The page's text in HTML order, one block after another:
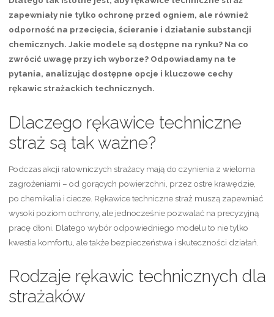
zapewniały nie tylko ochronę przed ogniem, ale również
odporność na przecięcia, ścieranie i działanie substancji
chemicznych. Jakie modele są dostępne na rynku? Na co
zwrócić uwagę przy ich wyborze? Odpowiadamy na te
pytania, analizując dostępne opcje i kluczowe cechy
rękawic strażackich technicznych.
Dlaczego rękawice techniczne
straż są tak ważne?
Podczas akcji ratowniczych strażacy mają do czynienia z wieloma
zagrożeniami – od gorących powierzchni, przez ostre krawędzie,
po chemikalia i ciecze. Rękawice techniczne straż muszą zapewniać
wysoki poziom ochrony, ale jednocześnie pozwalać na precyzyjną
pracę dłoni. Dlatego wybór odpowiedniego modelu to nie tylko
kwestia komfortu, ale także bezpieczeństwa i skuteczności działań.
Rodzaje rękawic technicznych dla
strażaków